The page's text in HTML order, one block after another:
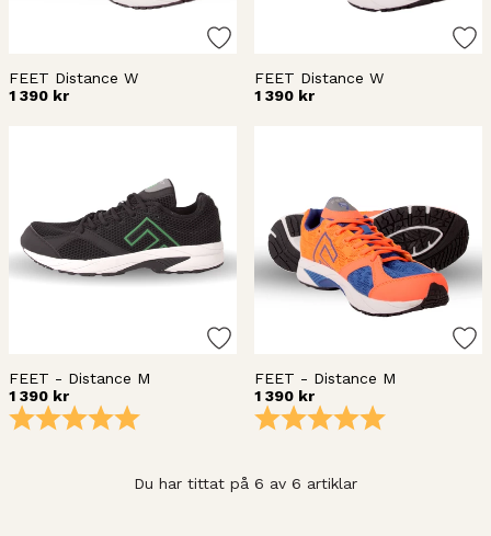
FEET Distance W
1 390 kr
FEET Distance W
1 390 kr
FEET - Distance M
1 390 kr
Betyg: 5.0 utav 5 stjärnor
FEET - Distance M
1 390 kr
Betyg:
Du har tittat på 6 av 6 artiklar